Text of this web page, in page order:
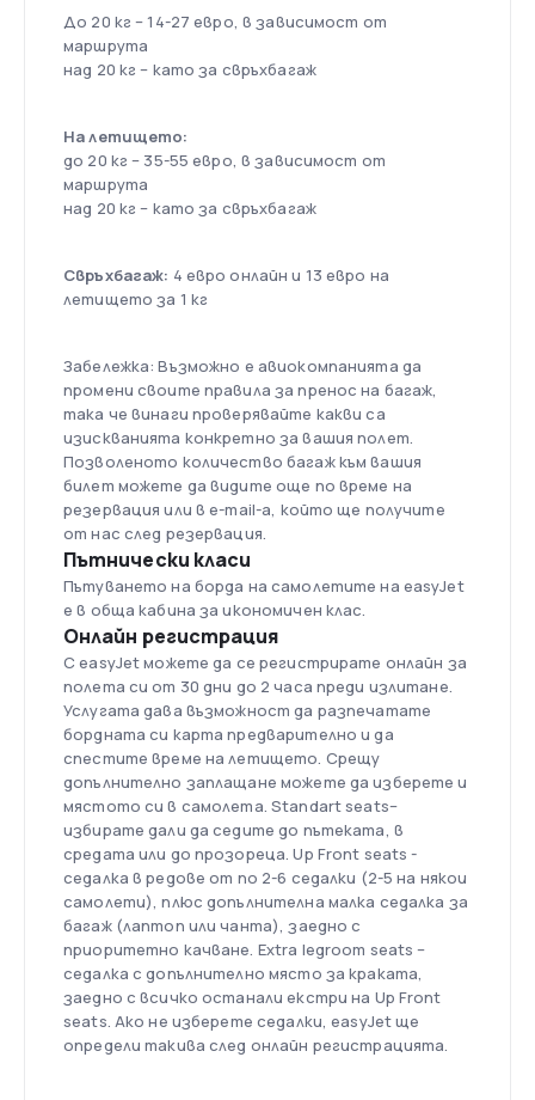
До 20 кг – 14-27 евро, в зависимост от
маршрута
над 20 кг – като за свръхбагаж
На летището:
до 20 кг – 35-55 евро, в зависимост от
маршрута
над 20 кг – като за свръхбагаж
Свръхбагаж: 4 евро онлайн и 13 евро на
летището за 1 кг
Забележка: Възможно е авиокомпанията да
промени своите правила за пренос на багаж,
така че винаги проверявайте какви са
изискванията конкретно за вашия полет.
Позволеното количество багаж към вашия
билет можете да видите още по време на
резервация или в e-mail-а, който ще получите
от нас след резервация.
Пътнически класи
Пътуването на борда на самолетите на easyJet
е в обща кабина за икономичен клас.
Онлайн регистрация
С easyJet можете да се регистрирате онлайн за
полета си от 30 дни до 2 часа преди излитане.
Услугата дава възможност да разпечатате
бордната си карта предварително и да
спестите време на летището. Срещу
допълнително заплащане можете да изберете и
мястото си в самолета. Standart seats–
избирате дали да седите до пътеката, в
средата или до прозореца. Up Front seats -
седалка в редове от по 2-6 седалки (2-5 на някои
самолети), плюс допълнителна малка седалка за
багаж (лаптоп или чанта), заедно с
приоритетно качване. Extra legroom seats –
седалка с допълнително място за краката,
заедно с всичко останали екстри на Up Front
seats. Ако не изберете седалки, easyJet ще
определи такива след онлайн регистрацията.